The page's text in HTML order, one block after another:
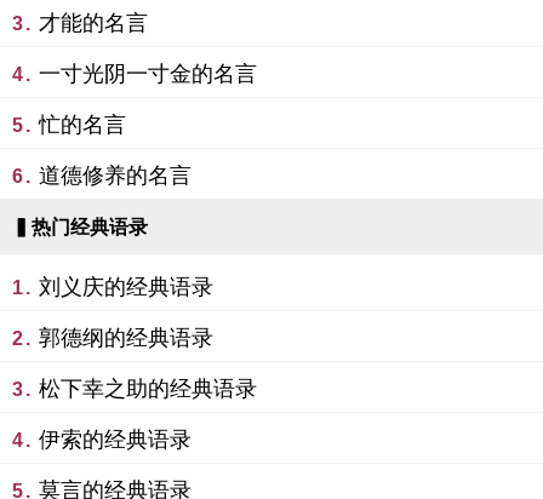
3. 才能的名言
4. 一寸光阴一寸金的名言
5. 忙的名言
6. 道德修养的名言
▍热门经典语录
1. 刘义庆的经典语录
2. 郭德纲的经典语录
3. 松下幸之助的经典语录
4. 伊索的经典语录
5. 莫言的经典语录